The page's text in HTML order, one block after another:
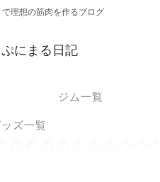
で理想の筋肉を作るブログ
にまる日記
ジム一覧
ズ一覧